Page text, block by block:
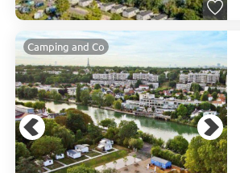
Camping and Co